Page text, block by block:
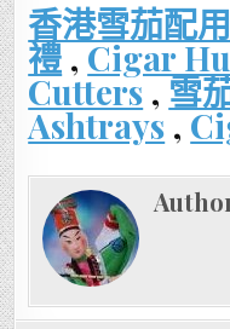
香港雪茄配
禮 , Cigar
Cutters , 雪
Ashtrays ,